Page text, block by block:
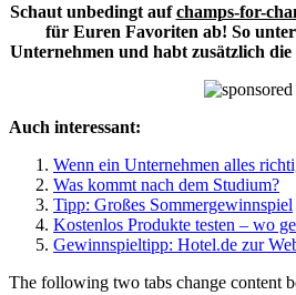
Schaut unbedingt aufchamps-for-
für Euren Favoriten ab! So
Unternehmen und habt zusätzlich
Auch interessant:
Wenn ein Unternehmen alles
Was kommt nach dem Studium?
Tipp: Großes Sommergewinnspiel
Kostenlos Produkte testen – wo
Gewinnspieltipp: Hotel.de zur
The following two tabs change content